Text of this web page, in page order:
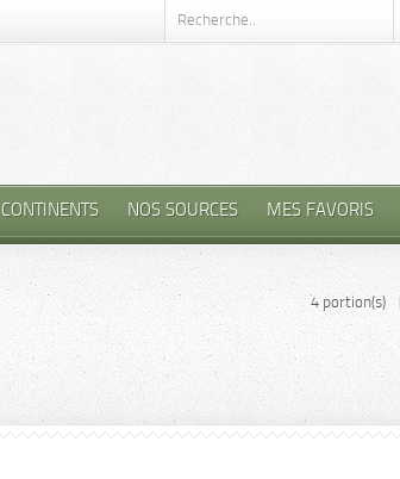
CONTINENTS NOS SOURCES MES FAVORIS
4 portion(s)